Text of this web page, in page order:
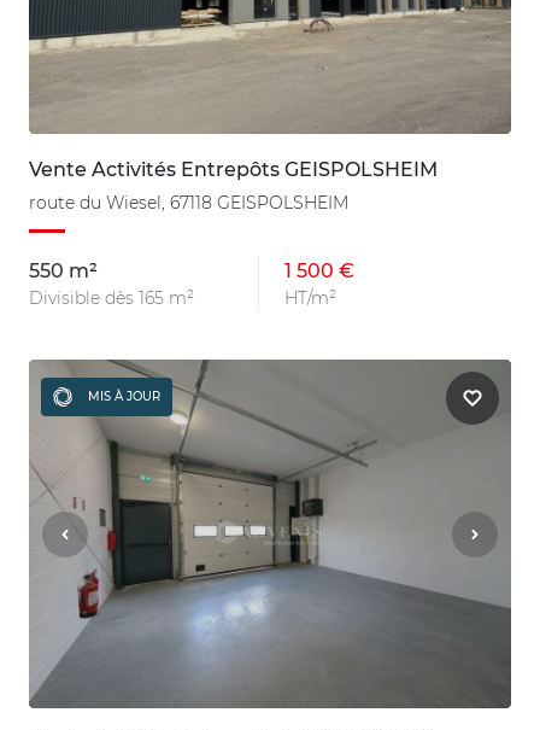
Vente Activités Entrepôts GEISPOLSHEIM
route du Wiesel, 67118 GEISPOLSHEIM
550 m²
Divisible dès 165 m²
1 500 €
HT/m²
MIS À JOUR